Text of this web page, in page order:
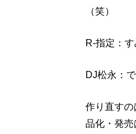
（笑）
R-指定：す
DJ松永：
作り直すの
品化・発